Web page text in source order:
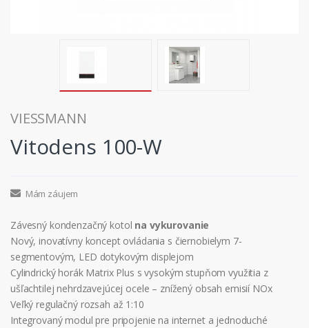
VIESSMANN
Vitodens 100-W
Mám záujem
Závesný kondenzačný kotol na vykurovanie
Nový, inovatívny koncept ovládania s čiernobielym 7-
segmentovým, LED dotykovým displejom
Cylindrický horák Matrix Plus s vysokým stupňom využitia z
ušľachtilej nehrdzavejúcej ocele – znížený obsah emisií NOx
Veľký regulačný rozsah až 1:10
Integrovaný modul pre pripojenie na internet a jednoduché